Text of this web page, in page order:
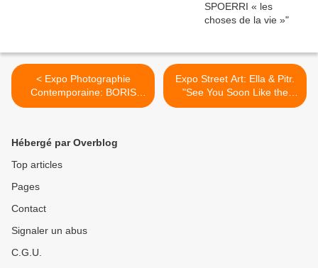
< Expo Photographie
Contemporaine: BORIS
MIKHAÏLOV
Expo Street Art: Ella & Pitr.
"See You Soon Like the
Moon" >
Hébergé par Overblog
Top articles
Pages
Contact
Signaler un abus
C.G.U.